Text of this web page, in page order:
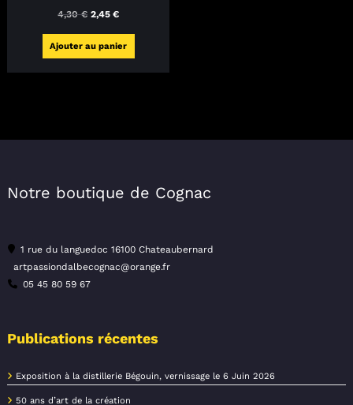
4,30€ Le
initial
2,45€Le
actuel
Ajouter au panier
Notre boutique de Cognac
1 rue du languedoc 16100 Chateaubernard
artpassiondalbecognac@orange.fr
05 45 80 59 67
Publications récentes
Exposition à la distillerie Bégouin, vernissage le 6 Juin 2026
50 ans d’art de la création